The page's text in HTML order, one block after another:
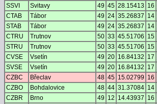
SSVI
Svitavy 49 45 28.15413 16
CTAB
Tábor 49 24 35.26837 14
STAB
Tábor 49 24 35.26837 14
CTRU
Trutnov 50 33 45.51706 15
STRU
Trutnov 50 33 45.51706 15
CVSE
Vsetín 49 20 16.84132 17
SVSE
Vsetín 49 20 16.84132 17
CZBC
Břeclav 48 45 15.02799 16
CZBO
Bohdalovice 48 44 31.37084 14
CZBR
Brno 49 12 14.43937 16